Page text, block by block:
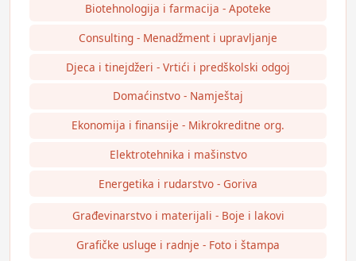
Biotehnologija i farmacija - Apoteke
Consulting - Menadžment i upravljanje
Djeca i tinejdžeri - Vrtići i predškolski odgoj
Domaćinstvo - Namještaj
Ekonomija i finansije - Mikrokreditne org.
Elektrotehnika i mašinstvo
Energetika i rudarstvo - Goriva
Građevinarstvo i materijali - Boje i lakovi
Grafičke usluge i radnje - Foto i štampa